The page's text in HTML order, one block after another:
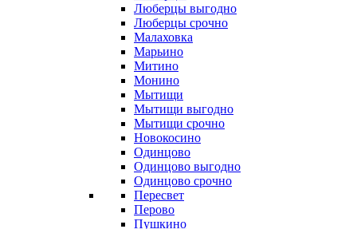
Люберцы выгодно
Люберцы срочно
Малаховка
Марьино
Митино
Монино
Мытищи
Мытищи выгодно
Мытищи срочно
Новокосино
Одинцово
Одинцово выгодно
Одинцово срочно
Пересвет
Перово
Пушкино